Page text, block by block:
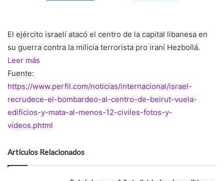
El ejército israelí atacó el centro de la capital libanesa en
su guerra contra la milicia terrorista pro iraní Hezbollá.
Leer más
Fuente:
https://www.perfil.com/noticias/internacional/israel-
recrudece-el-bombardeo-al-centro-de-beirut-vuela-
edificios-y-mata-al-menos-12-civiles-fotos-y-
videos.phtml
Artículos Relacionados